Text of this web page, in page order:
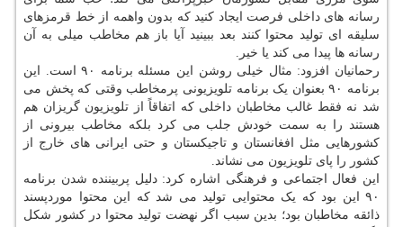
رسانه های داخلی فرصت ایجاد کنید که بدون واهمه از خط قرمزهای
سلیقه ای تولید محتوا کنند بعد ببینید آیا باز هم مخاطب میلی به آن
رسانه ها پیدا می کند یا خیر.
رحمانیان افزود: مثال خیلی روشن این مسئله برنامه ۹۰ است. این
برنامه ۹۰ بعنوان یک برنامه تلویزیونی پرمخاطب وقتی که پخش می
شد نه فقط غالب مخاطبان داخلی که اتفاقاً از تلویزیون گریزان هم
هستند را به سمت خودش جلب می کرد بلکه مخاطب بیرونی از
کشورهایی مثل افغانستان و تاجیکستان و حتی ایرانی های خارج از
کشور را پای تلویزیون می نشاند.
این فعال اجتماعی و فرهنگی اشاره کرد: دلیل پربیننده شدن برنامه
۹۰ این بود که یک محتوایی تولید می شد که این محتوا موردپسند
ذائقه مخاطبان بود؛ بدین سبب اگر نهضت تولید محتوا در کشور شکل